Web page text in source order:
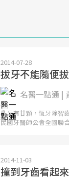
2014-07-28
拔牙不能隨便
名醫一點通 |
乳牙有廿顆，恆牙除智
民國牙醫師公會全國聯
2014-11-03
撞到牙齒看起